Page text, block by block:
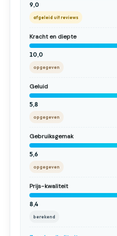
9,0
afgeleid uit reviews
Kracht en diepte
10,0
opgegeven
Geluid
5,8
opgegeven
Gebruiksgemak
5,6
opgegeven
Prijs-kwaliteit
8,4
berekend